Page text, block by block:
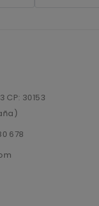
CP: 30153
678